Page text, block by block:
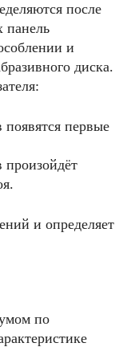
после
панель
и
диска.
появятся первые
произойдёт
и определяет
по